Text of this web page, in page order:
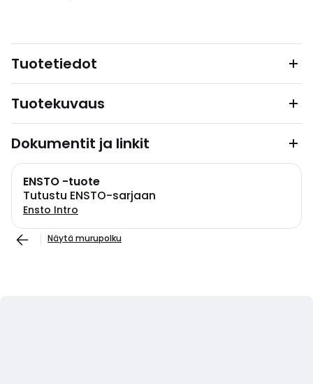
Tuotetiedot
Tuotekuvaus
Dokumentit ja linkit
ENSTO -tuote
Tutustu ENSTO-sarjaan
Ensto Intro
Näytä murupolku